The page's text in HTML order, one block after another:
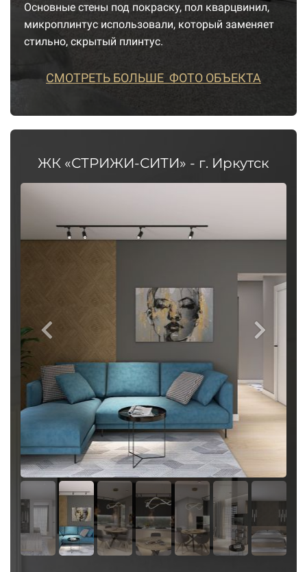
Основные стены под покраску, пол кварцвинил,
микроплинтус использовали, который заменяет
стильно, скрытый плинтус.
СМОТРЕТЬ БОЛЬШЕ ФОТО ОБЪЕКТА
ЖК «СТРИЖИ-СИТИ» - г. Иркутск